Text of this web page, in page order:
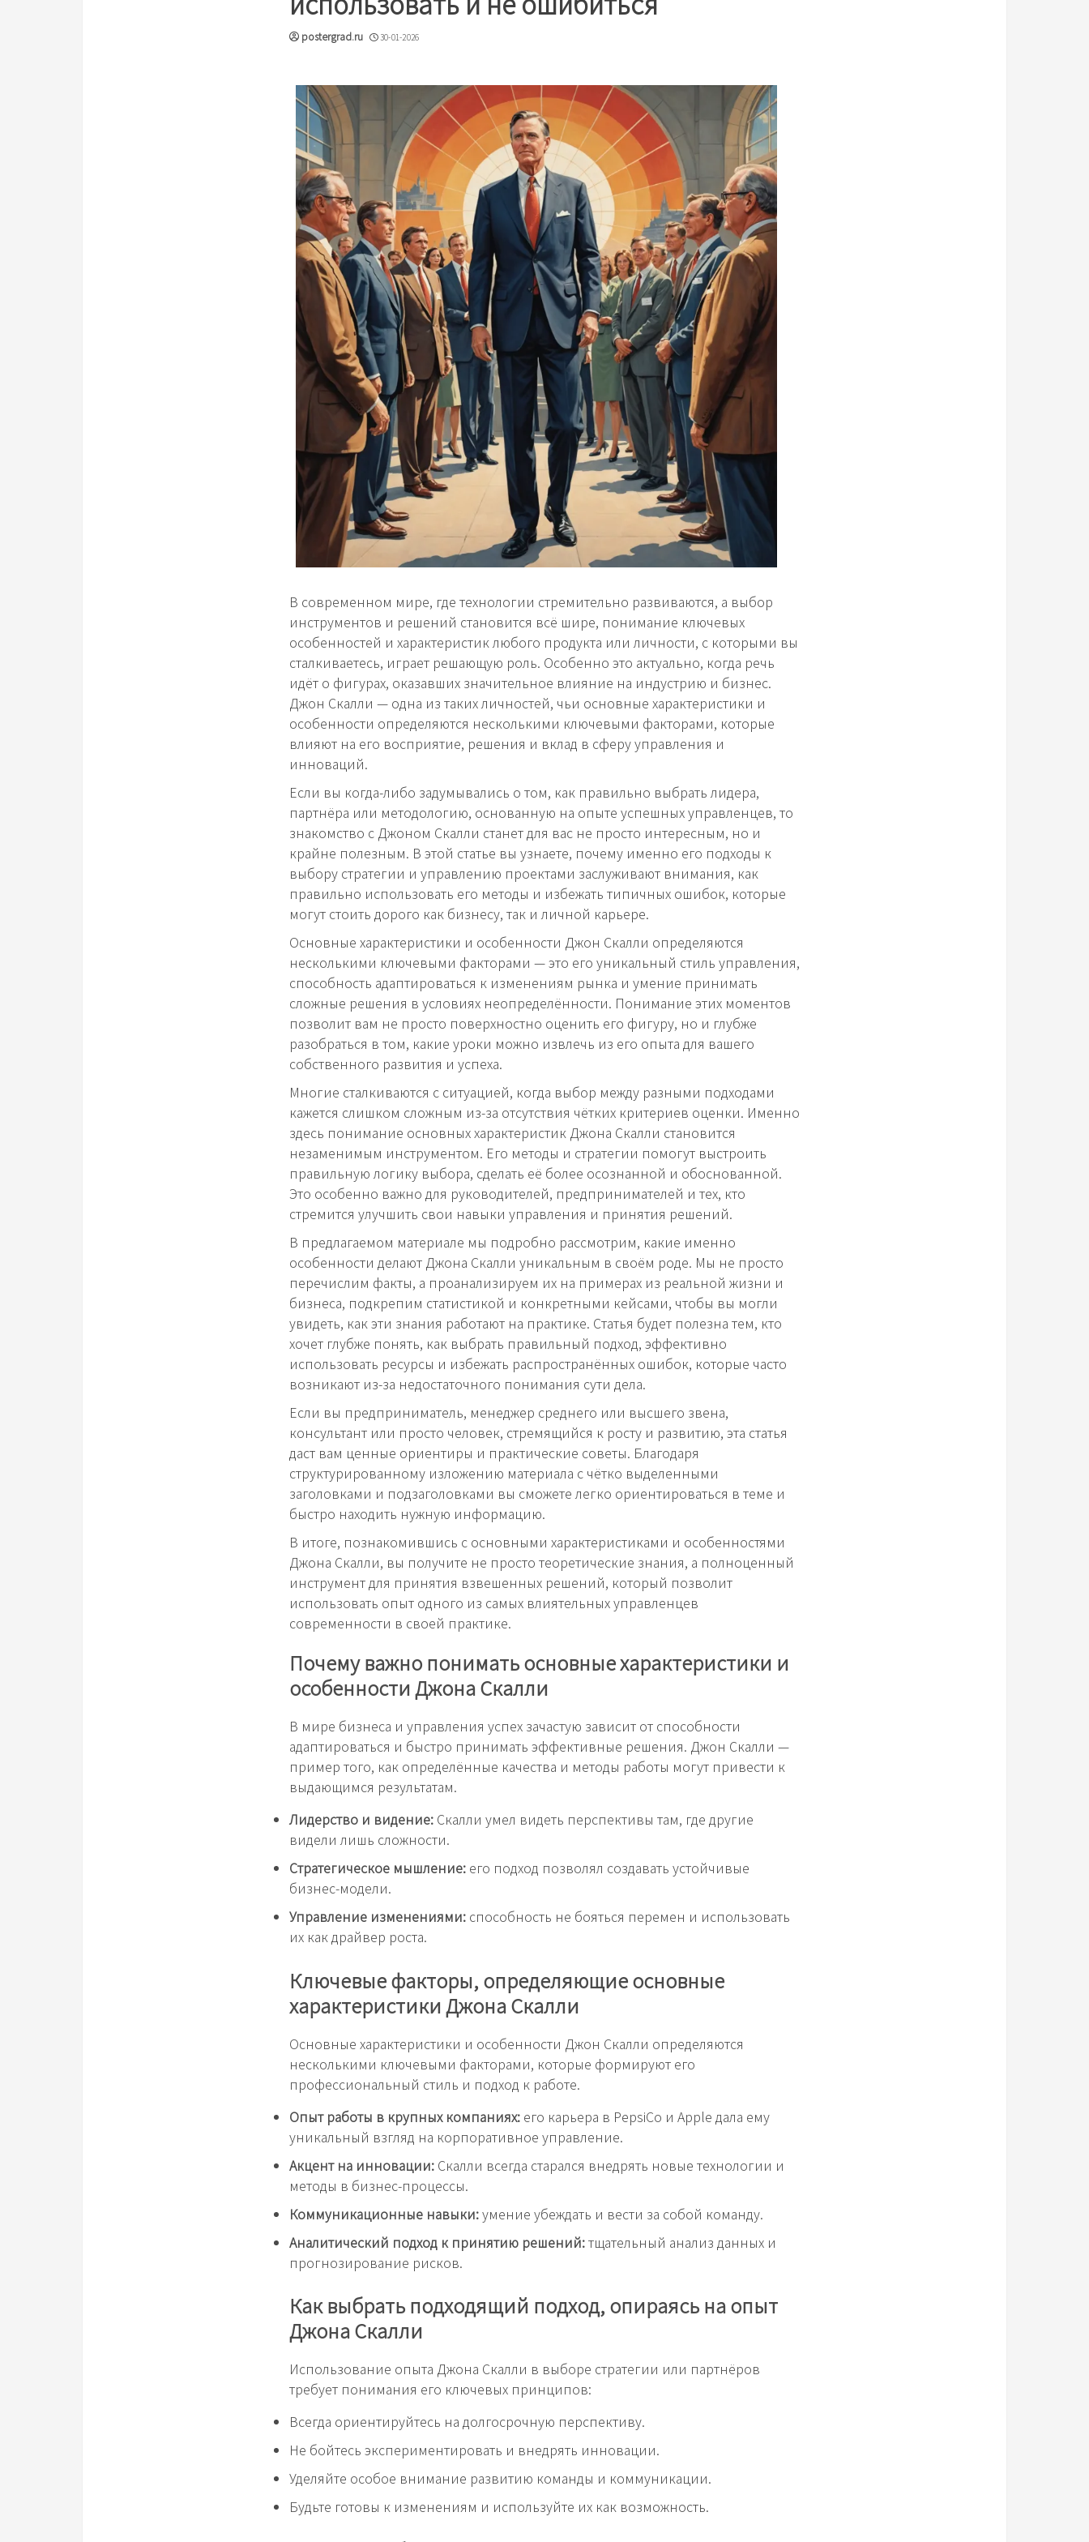
postergrad.ru 30-01-2026
В современном мире, где технологии стремительно развиваются, а выбор
инструментов и решений становится всё шире, понимание ключевых
особенностей и характеристик любого продукта или личности, с которыми вы
сталкиваетесь, играет решающую роль. Особенно это актуально, когда речь
идёт о фигурах, оказавших значительное влияние на индустрию и бизнес.
Джон Скалли — одна из таких личностей, чьи основные характеристики и
особенности определяются несколькими ключевыми факторами, которые
влияют на его восприятие, решения и вклад в сферу управления и
инноваций.
Если вы когда-либо задумывались о том, как правильно выбрать лидера,
партнёра или методологию, основанную на опыте успешных управленцев, то
знакомство с Джоном Скалли станет для вас не просто интересным, но и
крайне полезным. В этой статье вы узнаете, почему именно его подходы к
выбору стратегии и управлению проектами заслуживают внимания, как
правильно использовать его методы и избежать типичных ошибок, которые
могут стоить дорого как бизнесу, так и личной карьере.
Основные характеристики и особенности Джон Скалли определяются
несколькими ключевыми факторами — это его уникальный стиль управления,
способность адаптироваться к изменениям рынка и умение принимать
сложные решения в условиях неопределённости. Понимание этих моментов
позволит вам не просто поверхностно оценить его фигуру, но и глубже
разобраться в том, какие уроки можно извлечь из его опыта для вашего
собственного развития и успеха.
Многие сталкиваются с ситуацией, когда выбор между разными подходами
кажется слишком сложным из-за отсутствия чётких критериев оценки. Именно
здесь понимание основных характеристик Джона Скалли становится
незаменимым инструментом. Его методы и стратегии помогут выстроить
правильную логику выбора, сделать её более осознанной и обоснованной.
Это особенно важно для руководителей, предпринимателей и тех, кто
стремится улучшить свои навыки управления и принятия решений.
В предлагаемом материале мы подробно рассмотрим, какие именно
особенности делают Джона Скалли уникальным в своём роде. Мы не просто
перечислим факты, а проанализируем их на примерах из реальной жизни и
бизнеса, подкрепим статистикой и конкретными кейсами, чтобы вы могли
увидеть, как эти знания работают на практике. Статья будет полезна тем, кто
хочет глубже понять, как выбрать правильный подход, эффективно
использовать ресурсы и избежать распространённых ошибок, которые часто
возникают из-за недостаточного понимания сути дела.
Если вы предприниматель, менеджер среднего или высшего звена,
консультант или просто человек, стремящийся к росту и развитию, эта статья
даст вам ценные ориентиры и практические советы. Благодаря
структурированному изложению материала с чётко выделенными
заголовками и подзаголовками вы сможете легко ориентироваться в теме и
быстро находить нужную информацию.
В итоге, познакомившись с основными характеристиками и особенностями
Джона Скалли, вы получите не просто теоретические знания, а полноценный
инструмент для принятия взвешенных решений, который позволит
использовать опыт одного из самых влиятельных управленцев
современности в своей практике.
Почему важно понимать основные характеристики и
особенности Джона Скалли
В мире бизнеса и управления успех зачастую зависит от способности
адаптироваться и быстро принимать эффективные решения. Джон Скалли —
пример того, как определённые качества и методы работы могут привести к
выдающимся результатам.
Лидерство и видение: Скалли умел видеть перспективы там, где другие
видели лишь сложности.
Стратегическое мышление: его подход позволял создавать устойчивые
бизнес-модели.
Управление изменениями: способность не бояться перемен и использовать
их как драйвер роста.
Ключевые факторы, определяющие основные
характеристики Джона Скалли
Основные характеристики и особенности Джон Скалли определяются
несколькими ключевыми факторами, которые формируют его
профессиональный стиль и подход к работе.
Опыт работы в крупных компаниях: его карьера в PepsiCo и Apple дала ему
уникальный взгляд на корпоративное управление.
Акцент на инновации: Скалли всегда старался внедрять новые технологии и
методы в бизнес-процессы.
Коммуникационные навыки:умение убеждать и вести за собой команду.
Аналитический подход к принятию решений:тщательный анализ данных и
прогнозирование рисков.
Как выбрать подходящий подход, опираясь на опыт
Джона Скалли
Использование опыта Джона Скалли в выборе стратегии или партнёров
требует понимания его ключевых принципов:
Всегда ориентируйтесь на долгосрочную перспективу.
Не бойтесь экспериментировать и внедрять инновации.
Уделяйте особое внимание развитию команды и коммуникации.
Будьте готовы к изменениям и используйте их как возможность.